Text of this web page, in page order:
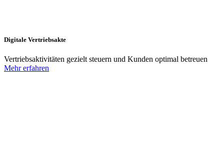
Digitale Vertriebsakte
Vertriebsaktivitäten gezielt steuern und Kunden optimal betreuen
Mehr erfahren